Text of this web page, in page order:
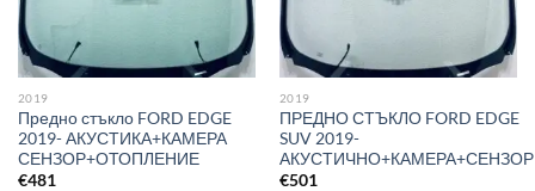
2019
Предно стъкло FORD EDGE
2019- АКУСТИКА+КАМЕРА
СЕНЗОР+ОТОПЛЕНИЕ
€481
2019
ПРЕДНО СТЪКЛО FORD EDGE
SUV 2019-
АКУСТИЧНО+КАМЕРА+СЕНЗОР
€501